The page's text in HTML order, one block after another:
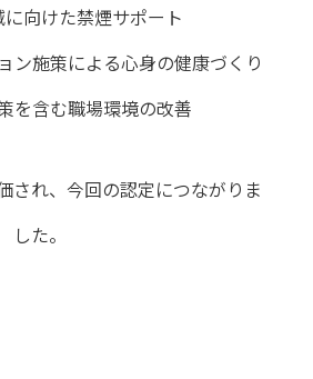
向けた禁煙サポート
ン施策による心身の健康づくり
を含む職場環境の改善
され、今回の認定につながりま
した。